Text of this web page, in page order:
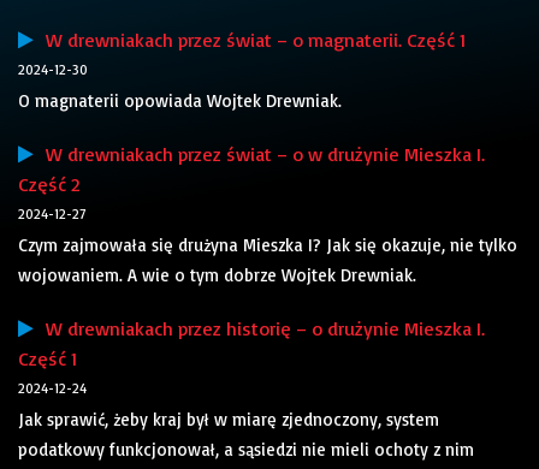
W drewniakach przez świat – o magnaterii. Część 1
2024-12-30
O magnaterii opowiada Wojtek Drewniak.
W drewniakach przez świat – o w drużynie Mieszka I.
Część 2
2024-12-27
Czym zajmowała się drużyna Mieszka I? Jak się okazuje, nie tylko
wojowaniem. A wie o tym dobrze Wojtek Drewniak.
W drewniakach przez historię – o drużynie Mieszka I.
Część 1
2024-12-24
Jak sprawić, żeby kraj był w miarę zjednoczony, system
podatkowy funkcjonował, a sąsiedzi nie mieli ochoty z nim